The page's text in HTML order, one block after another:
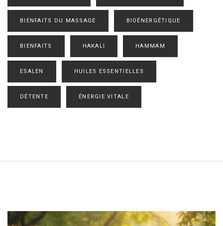
BIENFAITS DU MASSAGE BIOÉNERGÉTIQUE
BIENFAITS HAKALI HAMMAM
ESALEN HUILES ESSENTIELLES
DÉTENTE ÉNERGIE VITALE